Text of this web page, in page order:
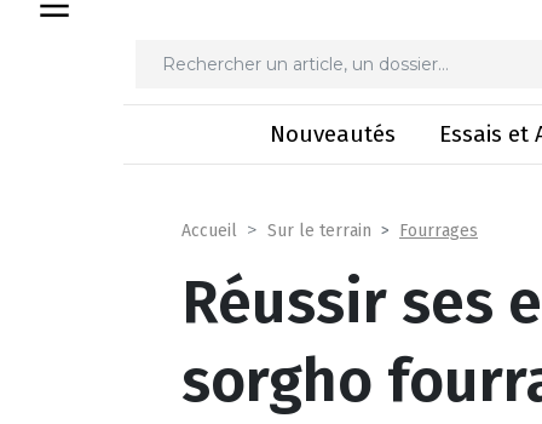
Nouveautés Essais et
Accueil Sur le terrain Fourrages
Réussir ses
sorgho